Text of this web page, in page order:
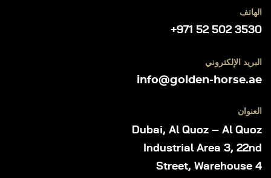
الهاتف
+971 52 502 3530
البريد الإلكتروني
info@golden-horse.ae
العنوان
Dubai, Al Quoz – Al Quoz
Industrial Area 3, 22nd
Street, Warehouse 4